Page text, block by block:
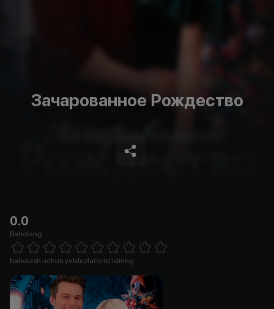
Зачарованное Рождество
0.0
Baholang
1 Star 2 Stars 3 Stars 4 Stars5 Stars 6 Stars7 Stars8 Stars
baholash uchun yulduzlarni to'ldiring